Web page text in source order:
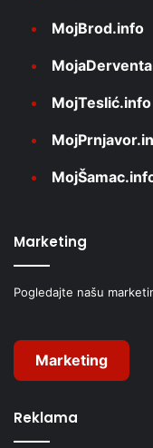
MojBrod.info
MojTeslić.info
Marketing
Pogledajte našu
Marketing
Reklama